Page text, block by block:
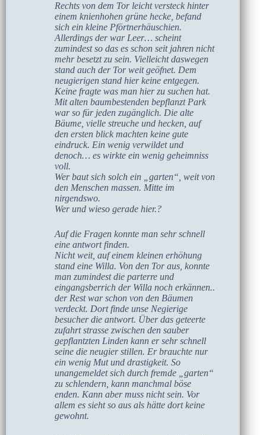
Rechts von dem Tor leicht versteck hinter
einem knienhohen grüne hecke, befand
sich ein kleine Pförtnerhäuschien.
Allerdings der war Leer… scheint
zumindest so das es schon seit jahren nicht
mehr besetzt zu sein. Vielleicht daswegen
stand auch der Tor weit geöfnet. Dem
neugierigen stand hier keine entgegen.
Keine fragte was man hier zu suchen hat.
Mit alten baumbestenden bepflanzt Park
war so für jeden zugänglich. Die alte
Bäume, vielle streuche und hecken, auf
den ersten blick machten keine gute
eindruck. Ein wenig verwildet und
denoch… es wirkte ein wenig geheimniss
voll.
Wer baut sich solch ein „garten“, weit von
den Menschen massen. Mitte im
nirgendswo.
Wer und wieso gerade hier.?
Auf die Fragen konnte man sehr schnell
eine antwort finden.
Nicht weit, auf einem kleinen erhöhung
stand eine Willa. Von den Tor aus, konnte
man zumindest die parterre und
eingangsberrich der Willa noch erkännen..
der Rest war schon von den Bäumen
verdeckt. Dort finde unse Negierige
besucher die antwort. Über das geteerte
zufahrt strasse zwischen den sauber
gepflantzten Linden kann er sehr schnell
seine die neugier stillen. Er brauchte nur
ein wenig Mut und drastigkeit. So
unangemeldet sich durch fremde „garten“
zu schlendern, kann manchmal böse
enden. Kann aber muss nicht sein. Vor
allem es sieht so aus als hätte dort keine
gewohnt.